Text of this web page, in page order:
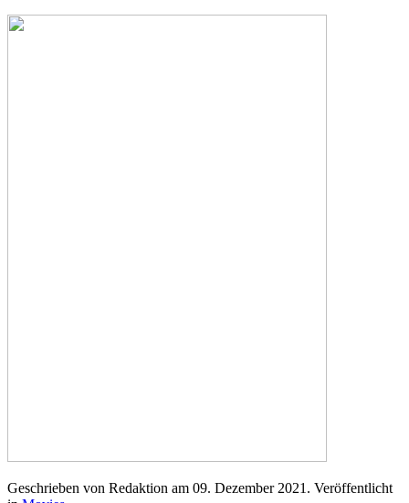
Geschrieben von Redaktion am 09. Dezember 2021 . Veröffentlicht